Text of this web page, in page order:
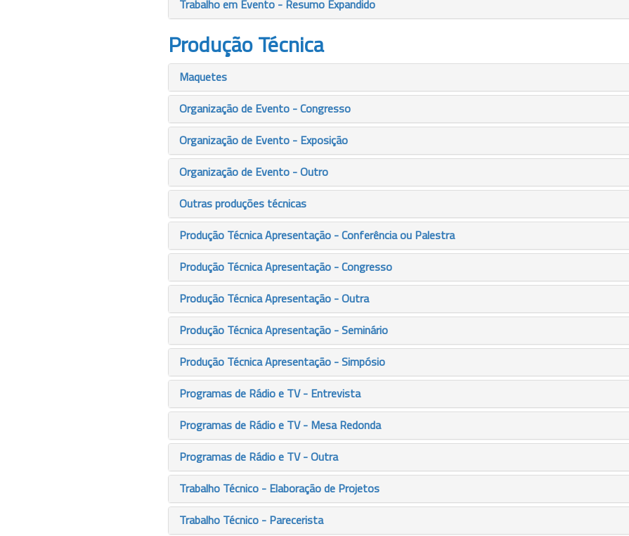
Trabalho em Evento - Resumo Expandido
Produção Técnica
Maquetes
Organização de Evento - Congresso
Organização de Evento - Exposição
Organização de Evento - Outro
Outras produções técnicas
Produção Técnica Apresentação - Conferência ou Palestra
Produção Técnica Apresentação - Congresso
Produção Técnica Apresentação - Outra
Produção Técnica Apresentação - Seminário
Produção Técnica Apresentação - Simpósio
Programas de Rádio e TV - Entrevista
Programas de Rádio e TV - Mesa Redonda
Programas de Rádio e TV - Outra
Trabalho Técnico - Elaboração de Projetos
Trabalho Técnico - Parecerista